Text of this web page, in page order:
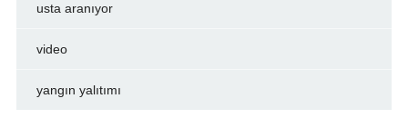
usta aranıyor
video
yangın yalıtımı